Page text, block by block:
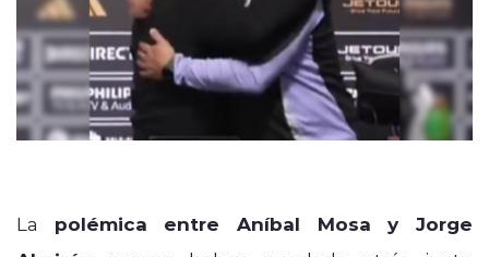
La polémica entre Aníbal Mosa y Jorge